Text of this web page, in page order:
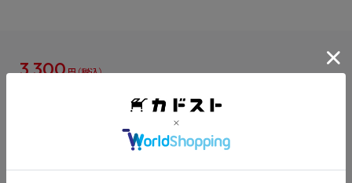
3,300円
販売が終了している商品です